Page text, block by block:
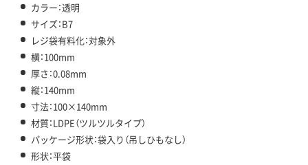
カラー：透明
サイズ：B7
レジ袋有料化：対象外
横：100mm
厚さ：0.08mm
縦：140mm
寸法：100×140mm
材質：LDPE（ツルツルタイプ）
パッケージ形状：袋入り（吊しひもなし）
形状：平袋